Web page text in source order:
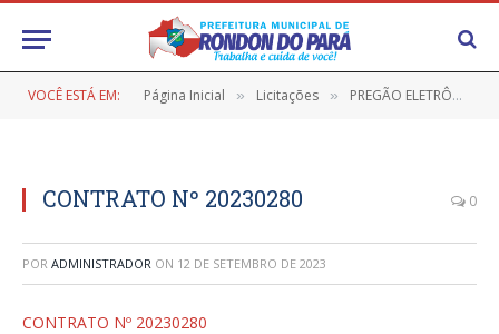
VOCÊ ESTÁ EM: Página Inicial » Licitações » PREGÃO ELETRÔNICO Nº 9/2023-028 PMRP (REGISTRO DE PREÇO VISANDO FUTURA CONTRATAÇÃO DE EMPRESA PARA A AQUISIÇÃO DE MATERIAL DE LIMPEZA)
CONTRATO Nº 20230280 0
POR ADMINISTRADOR ON 12 DE SETEMBRO DE 2023
CONTRATO Nº 20230280